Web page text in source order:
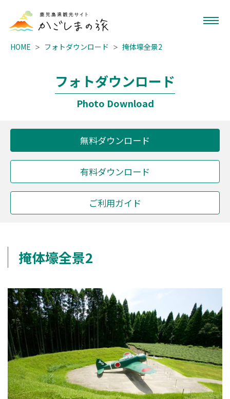
HOME フォトダウンロード 掩体壕全景2
フォトダウンロード
Photo Download
無料ダウンロード
有料ダウンロード
ご利用ガイド
掩体壕全景2